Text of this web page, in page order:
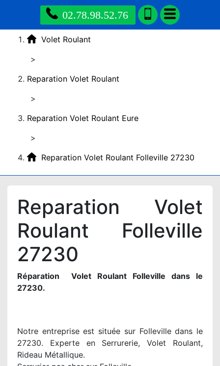
02.78.98.52.76
Volet Roulant
>
Reparation Volet Roulant
>
Reparation Volet Roulant Eure
>
Reparation Volet Roulant Folleville 27230
Reparation Volet
Roulant Folleville
27230
Réparation Volet Roulant Folleville dans le
27230.
Notre entreprise est située sur Folleville dans le
27230. Experte en Serrurerie, Volet Roulant,
Rideau Métallique.